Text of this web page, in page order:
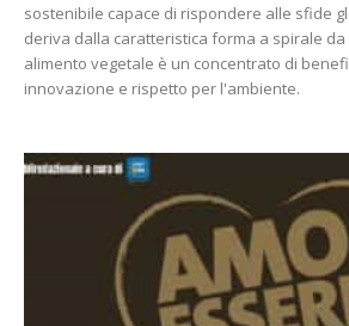
sostenibile capace di rispondere alle sfide
deriva dalla caratteristica forma a spirale
alimento vegetale è un concentrato di
innovazione e rispetto per l'ambiente.